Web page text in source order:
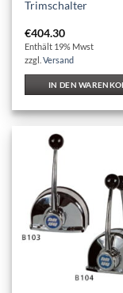
Trimschalter
€404.30
Enthält 19% Mwst
zzgl.Versand
IN DEN